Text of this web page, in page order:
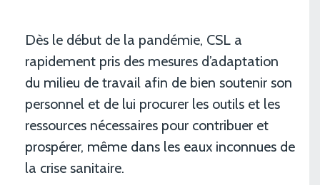
Dès le début de la pandémie, CSL a
rapidement pris des mesures d’adaptation
du milieu de travail afin de bien soutenir son
personnel et de lui procurer les outils et les
ressources nécessaires pour contribuer et
prospérer, même dans les eaux inconnues de
la crise sanitaire.